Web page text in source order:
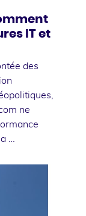
IT et
des
ne
…